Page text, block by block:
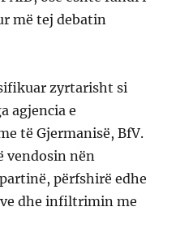
më tej debatin
zyrtarisht si
agjencia e
të Gjermanisë, BfV.
vendosin nën
përfshirë edhe
dhe infiltrimin me